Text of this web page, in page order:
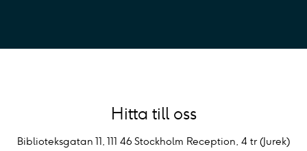
Hitta till oss
Biblioteksgatan 11, 111 46 Stockholm Reception, 4 tr (Jurek)